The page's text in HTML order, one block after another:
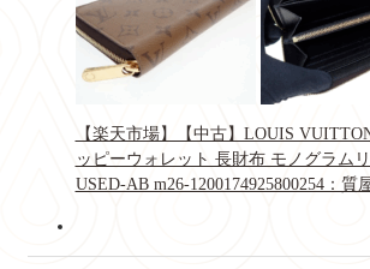
【楽天市場】【中古】LOUIS
ッピーウォレット 長財布 モノグラム
USED‐AB m26-1200174925800254：